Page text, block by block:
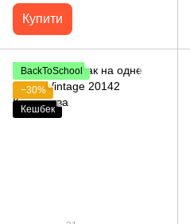
Купити
BackToSchool
−30%
Кешбек